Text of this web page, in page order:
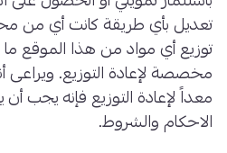
تعديل بأي طريقة كانت أي من
توزيع أي مواد من هذا الموقع
مخصصة لإعادة التوزيع. ويراعى
معداً لإعادة التوزيع فإنه يجب
الاحكام والشروط.